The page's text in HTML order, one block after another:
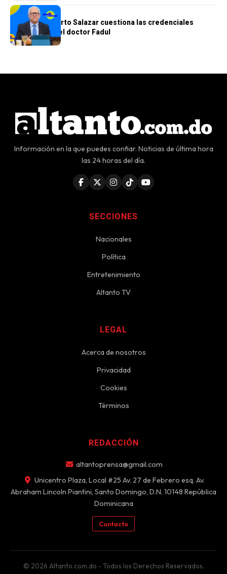
GENERALES
Doctor Humberto Salazar cuestiona las credenciales
académicas del doctor Fadul
Información en la que puedes confiar. Noticias de última hora
las 24 horas del día.
SECCIONES
Nacionales
Política
Entretenimiento
Altanto TV
LEGAL
Acerca de nosotros
Privacidad
Cookies
Términos
REDACCIÓN
altantoprensa@gmail.com
Unicentro Plaza, Local #25 Av. 27 de Febrero esq. Av.
Abraham Lincoln Piantini, Santo Domingo, D.N. 10148 República
Dominicana
Contacto
© 2026 Altanto.com.do - Todos los Derechos Reservados.